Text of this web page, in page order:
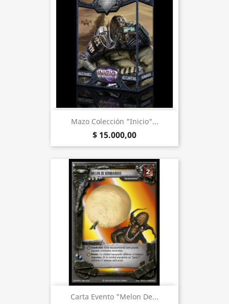
Mazo Colección "Inicio"...
$ 15.000,00
Carta Evento "Melon De...